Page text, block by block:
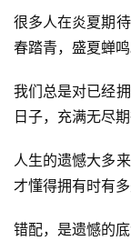
很多人在炎夏期
春踏青，盛夏蝉鸣
我们总是对已经
日子，充满无尽期
人生的遗憾大多
才懂得拥有时有多
错配，是遗憾的底